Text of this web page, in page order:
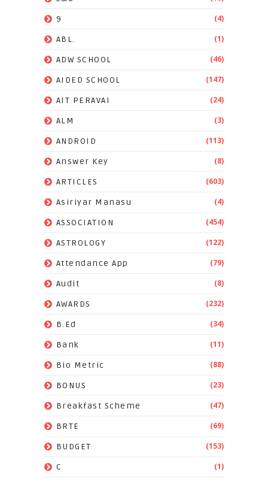
9 (4)
ABL. (1)
ADW SCHOOL (46)
AIDED SCHOOL (147)
AIT PERAVAI (24)
ALM (3)
ANDROID (113)
Answer Key (8)
ARTICLES (603)
Asiriyar Manasu (4)
ASSOCIATION (454)
ASTROLOGY (122)
Attendance App (79)
Audit (8)
AWARDS (232)
B.Ed (34)
Bank (11)
Bio Metric (88)
BONUS (23)
Breakfast Scheme (47)
BRTE (69)
BUDGET (153)
C (1)